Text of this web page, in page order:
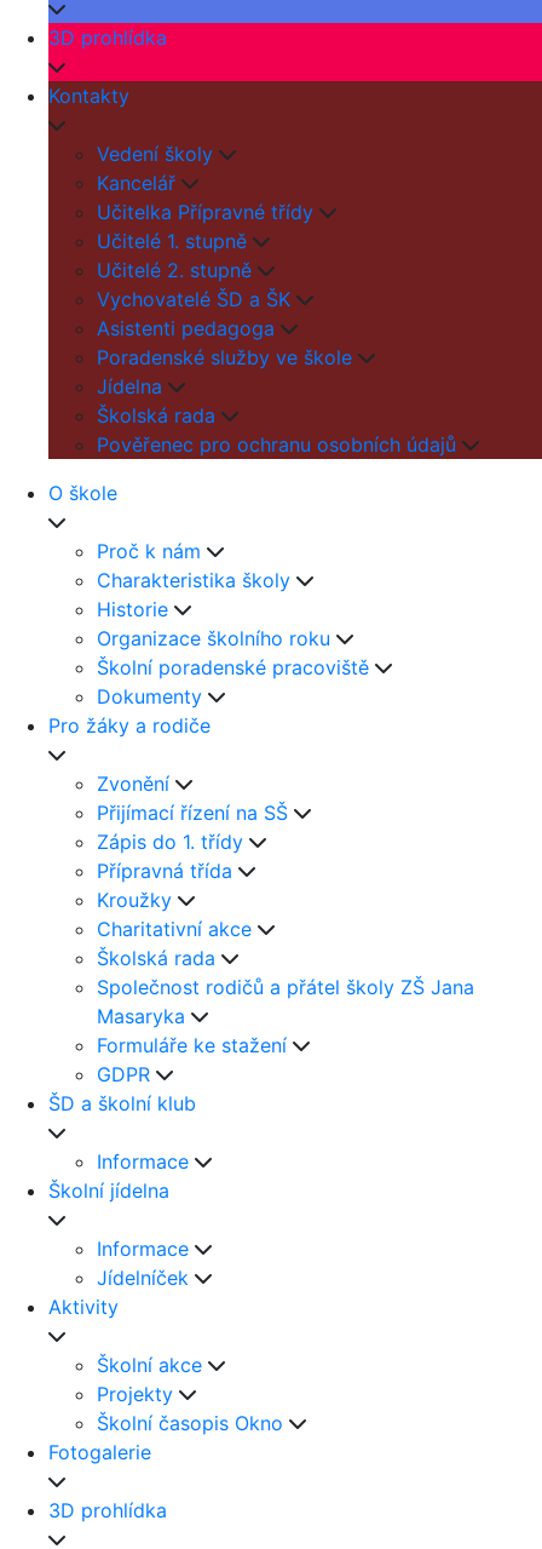
3D prohlídka
Kontakty
Vedení školy
Kancelář
Učitelka Přípravné třídy
Učitelé 1. stupně
Učitelé 2. stupně
Vychovatelé ŠD a ŠK
Asistenti pedagoga
Poradenské služby ve škole
Jídelna
Školská rada
Pověřenec pro ochranu osobních údajů
O škole
Proč k nám
Charakteristika školy
Historie
Organizace školního roku
Školní poradenské pracoviště
Dokumenty
Pro žáky a rodiče
Zvonění
Přijímací řízení na SŠ
Zápis do 1. třídy
Přípravná třída
Kroužky
Charitativní akce
Školská rada
Společnost rodičů a přátel školy ZŠ Jana
Masaryka
Formuláře ke stažení
GDPR
ŠD a školní klub
Informace
Školní jídelna
Informace
Jídelníček
Aktivity
Školní akce
Projekty
Školní časopis Okno
Fotogalerie
3D prohlídka